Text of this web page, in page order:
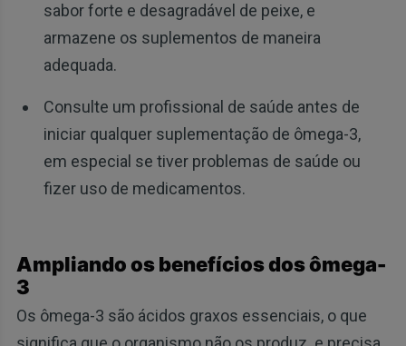
sabor forte e desagradável de peixe, e
armazene os suplementos de maneira
adequada.
Consulte um profissional de saúde antes de
iniciar qualquer suplementação de ômega-3,
em especial se tiver problemas de saúde ou
fizer uso de medicamentos.
Ampliando os benefícios dos ômega-
3
Os ômega-3 são ácidos graxos essenciais, o que